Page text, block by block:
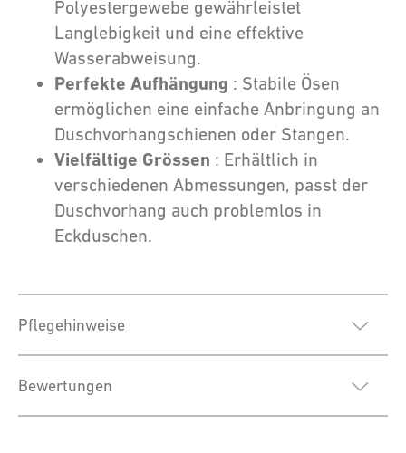
Polyestergewebe gewährleistet
Langlebigkeit und eine effektive
Wasserabweisung.
Perfekte Aufhängung : Stabile Ösen
ermöglichen eine einfache Anbringung an
Duschvorhangschienen oder Stangen.
Vielfältige Grössen : Erhältlich in
verschiedenen Abmessungen, passt der
Duschvorhang auch problemlos in
Eckduschen.
Pflegehinweise
Bewertungen